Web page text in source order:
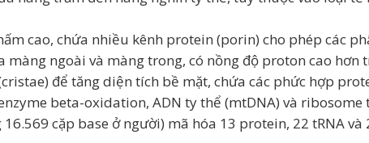
cao, chứa nhiều kênh protein (porin) cho phép các
màng ngoài và màng trong, có nồng độ proton cao
để tăng diện tích bề mặt, chứa các phức hợp
beta-oxidation, ADN ty thể (mtDNA) và ribosome
cặp base ở người) mã hóa 13 protein, 22 tRNA